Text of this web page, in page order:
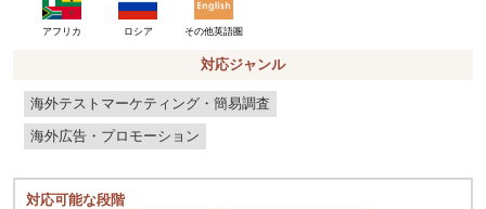
アフリカ ロシア その他英語圏
対応ジャンル
海外テストマーケティング・簡易調査
海外広告・プロモーション
対応可能な段階